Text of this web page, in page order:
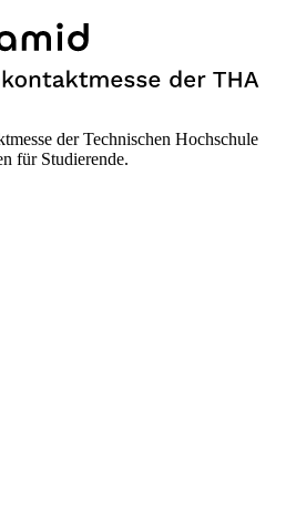
der Technischen Hochschule
für Studierende.